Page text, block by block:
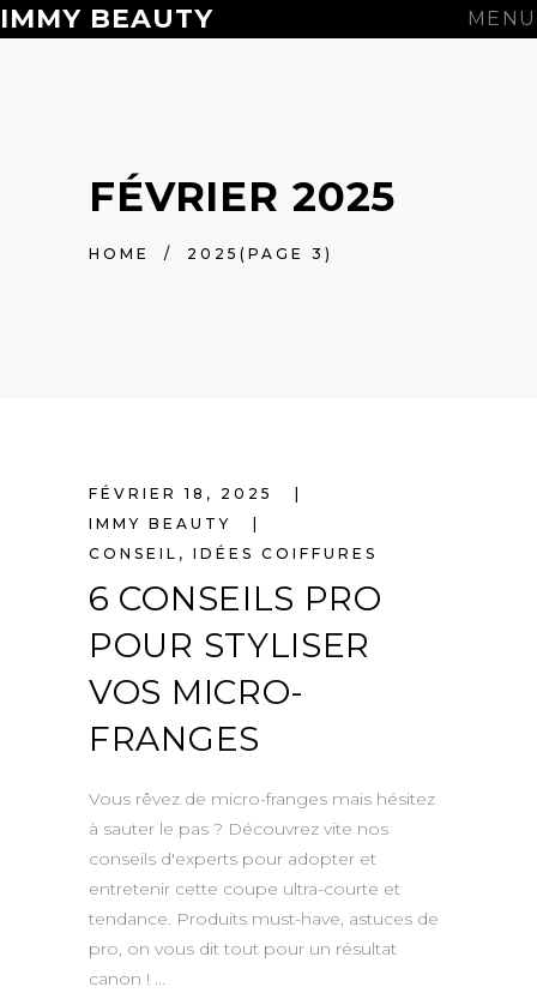
IMMY BEAUTY MENU
FÉVRIER 2025
HOME / 2025 (PAGE 3)
FÉVRIER 18, 2025
IMMY BEAUTY
CONSEIL , IDÉES COIFFURES
6 CONSEILS PRO
POUR STYLISER
VOS MICRO-
FRANGES
Vous rêvez de micro-franges mais hésitez
à sauter le pas ? Découvrez vite nos
conseils d'experts pour adopter et
entretenir cette coupe ultra-courte et
tendance. Produits must-have, astuces de
pro, on vous dit tout pour un résultat
canon !